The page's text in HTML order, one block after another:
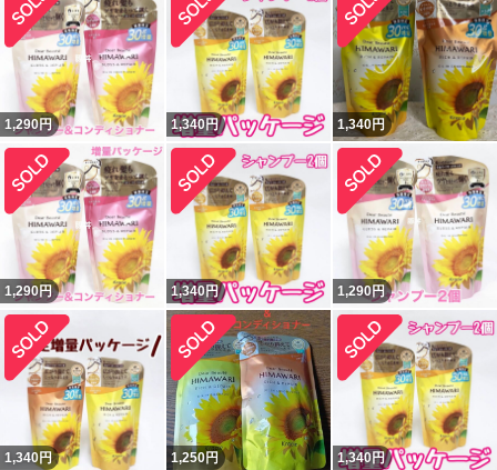
1,290円 1,340円 1,340円
1,290円 1,340円 1,290円
1,340円 1,250円 1,340円